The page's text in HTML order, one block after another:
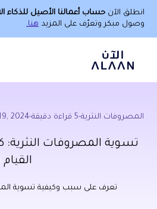
انطلق الآن حساب أعمالنا الأصيل للذكاء
وصول مبكر وتعرّف على المزيد هنا.
المصروفات النثرية-
5 قراءة دقيقة-
2024
تسوية المصروفات
تعرف على سبب وكيفية تسوية